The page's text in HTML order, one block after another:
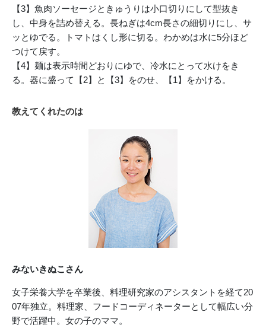
【3】魚肉ソーセージときゅうりは小口切りにして型抜き
し、中身を詰め替える。長ねぎは4cm長さの細切りにし、サ
ッとゆでる。トマトはくし形に切る。わかめは水に5分ほど
つけて戻す。
【4】麺は表示時間どおりにゆで、冷水にとって水けをき
る。器に盛って【2】と【3】をのせ、【1】をかける。
教えてくれたのは
みないきぬこさん
女子栄養大学を卒業後、料理研究家のアシスタントを経て20
07年独立。料理家、フードコーディネーターとして幅広い分
野で活躍中。女の子のママ。